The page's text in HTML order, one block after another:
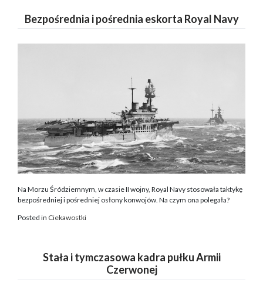
Bezpośrednia i pośrednia eskorta Royal Navy
Na Morzu Śródziemnym, w czasie II wojny, Royal Navy stosowała taktykę
bezpośredniej i pośredniej osłony konwojów. Na czym ona polegała?
Posted in Ciekawostki
Stała i tymczasowa kadra pułku Armii
Czerwonej